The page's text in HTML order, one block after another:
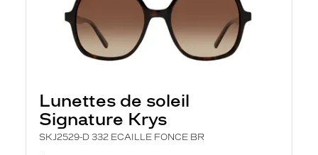
Lunettes de soleil
Signature Krys
SKJ2529-D 332 ECAILLE FONCE BR